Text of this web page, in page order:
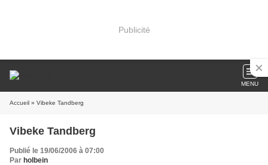
Publicité
MENU
Accueil » Vibeke Tandberg
Vibeke Tandberg
Publié le 19/06/2006 à 07:00
Par holbein